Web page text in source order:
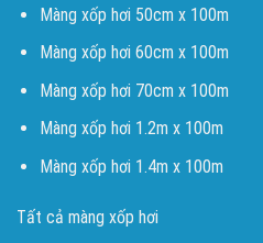
Màng xốp hơi 50cm x 100m
Màng xốp hơi 60cm x 100m
Màng xốp hơi 70cm x 100m
Màng xốp hơi 1.2m x 100m
Màng xốp hơi 1.4m x 100m
Tất cả màng xốp hơi